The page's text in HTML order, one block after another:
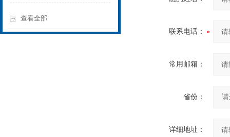
查看全部
联系电话：
常用邮箱：
省份：
详细地址：